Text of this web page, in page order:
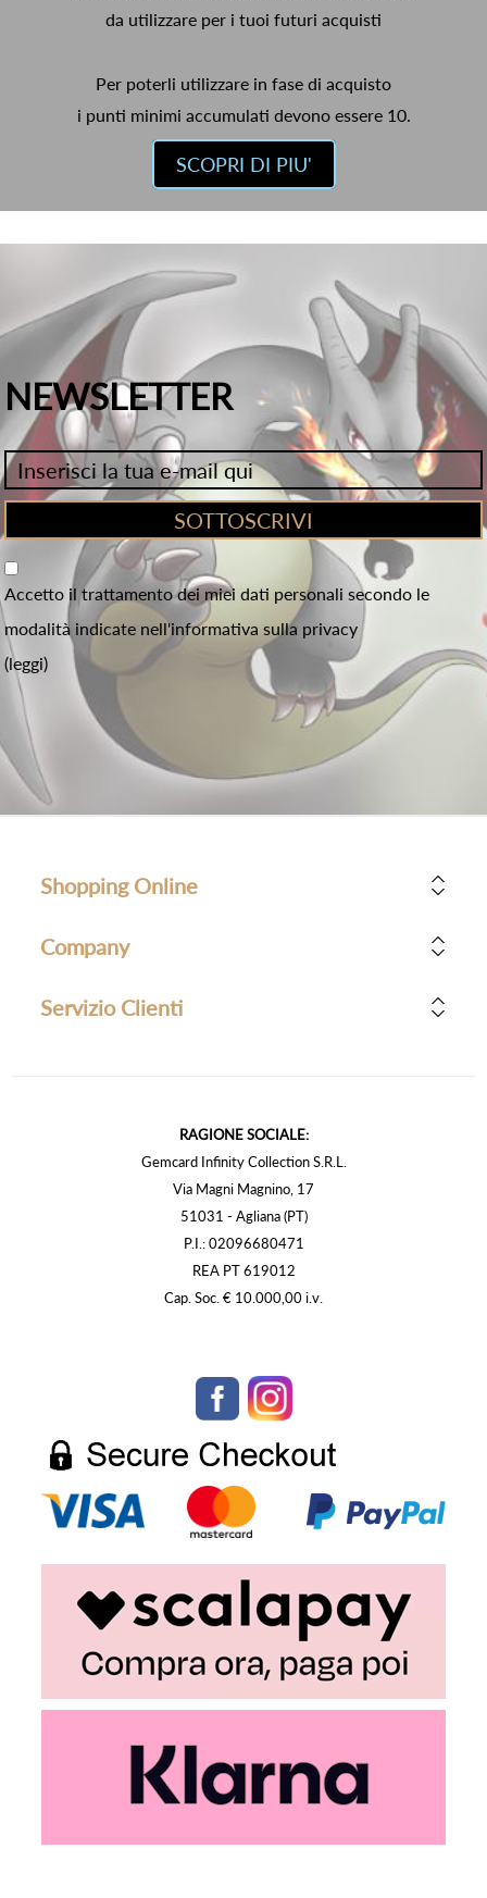
da utilizzare per i tuoi futuri acquisti
Per poterli utilizzare in fase di acquisto
i punti minimi accumulati devono essere 10.
SCOPRI DI PIU'
NEWSLETTER
Accetto il trattamento dei miei dati personali secondo le
modalità indicate nell'informativa sulla privacy
(leggi)
Shopping Online
Company
Servizio Clienti
RAGIONE SOCIALE:
Gemcard Infinity Collection S.R.L.
Via Magni Magnino, 17
51031 - Agliana (PT)
P.I.: 02096680471
REA PT 619012
Cap. Soc. € 10.000,00 i.v.